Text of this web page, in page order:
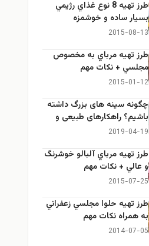
طرز تهيه 8 نوع غذاي رژيمي
بسيار ساده و خوشمزه
2015-08-13
طرز تهيه مرباي به مخصوص
مجلسي + نكات مهم
2015-01-12
چگونه سینه های بزرگ داشته
باشیم؟ راهکارهای طبیعی و
خانگی برای بزرگ کردن سینه
2019-04-19
طرز تهيه مرباي آلبالو خوشرنگ
و عالي + نكات مهم
2015-07-25
طرز تهيه حلوا مجلسي زعفراني
به همراه نكات مهم
2014-07-05